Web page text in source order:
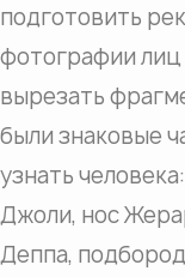
подготовить
фотографии
вырезать
были знаковые
узнать
Джоли, нос
Деппа,